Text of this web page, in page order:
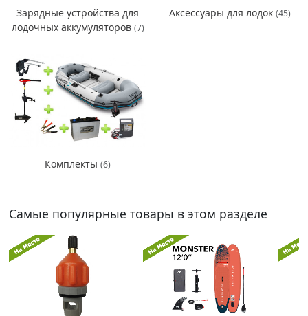
Зарядные устройства для
лодочных аккумуляторов (7)
Аксессуары для лодок(45)
Комплекты(6)
Самые популярные товары в этом разделе